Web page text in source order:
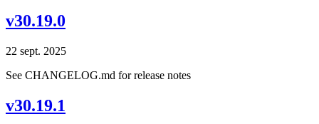
v30.19.0
22 sept. 2025
See CHANGELOG.md for release notes
v30.19.1